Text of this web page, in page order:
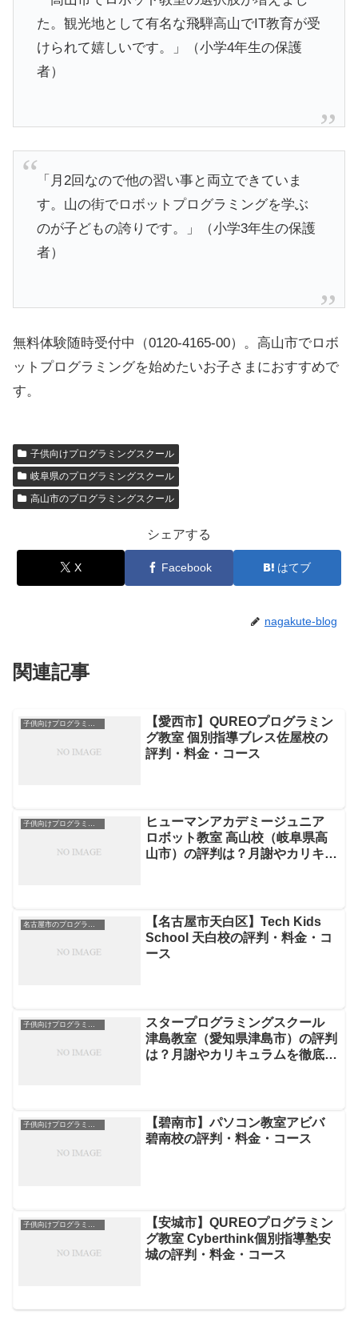
た。観光地として有名な飛騨高山でIT教育が受
けられて嬉しいです。」（小学4年生の保護
者）
「月2回なので他の習い事と両立できていま
す。山の街でロボットプログラミングを学ぶ
のが子どもの誇りです。」（小学3年生の保護
者）
無料体験随時受付中（0120-4165-00）。高山市でロボ
ットプログラミングを始めたいお子さまにおすすめで
す。
子供向けプログラミングスクール
岐阜県のプログラミングスクール
高山市のプログラミングスクール
シェアする
X Facebook はてブ
nagakute-blog
関連記事
【愛西市】QUREOプログラミン
グ教室 個別指導ブレス佐屋校の
評判・料金・コース
子供向けプログラミングスクール
ヒューマンアカデミージュニア
ロボット教室 高山校（岐阜県高
山市）の評判は？月謝やカリキュ
【名古屋市天白区】Tech Kids
School 天白校の評判・料金・コ
ース
スタープログラミングスクール
津島教室（愛知県津島市）の評判
は？月謝やカリキュラムを徹底解
子供向けプログラミングスクール
【碧南市】パソコン教室アビバ
碧南校の評判・料金・コース
子供向けプログラミングスクール
【安城市】QUREOプログラミン
グ教室 Cyberthink個別指導塾安
城の評判・料金・コース